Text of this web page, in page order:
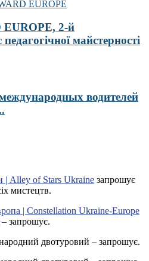
2-й
майстерності
водителей
| Alley of Stars Ukraine запрошує
мистецтв.
| Constellation Ukraine-Europe
запрошує.
двотуровий – запрошує.